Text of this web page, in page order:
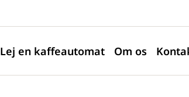
Lej en kaffeautomat Om os